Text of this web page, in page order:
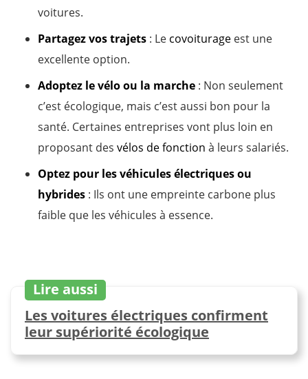
voitures.
Partagez vos trajets : Le covoiturage est une
excellente option.
Adoptez le vélo ou la marche : Non seulement
c’est écologique, mais c’est aussi bon pour la
santé. Certaines entreprises vont plus loin en
proposant des vélos de fonction à leurs salariés.
Optez pour les véhicules électriques ou
hybrides : Ils ont une empreinte carbone plus
faible que les véhicules à essence.
Lire aussi
Les voitures électriques confirment
leur supériorité écologique